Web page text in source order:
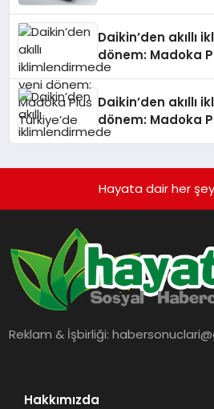
Daikin’den akıllı
dönem: Madoka
Daikin’den akıllı
dönem: Madoka
Hayata dair her
Reklam & İşbirliği:
Hakkımızda